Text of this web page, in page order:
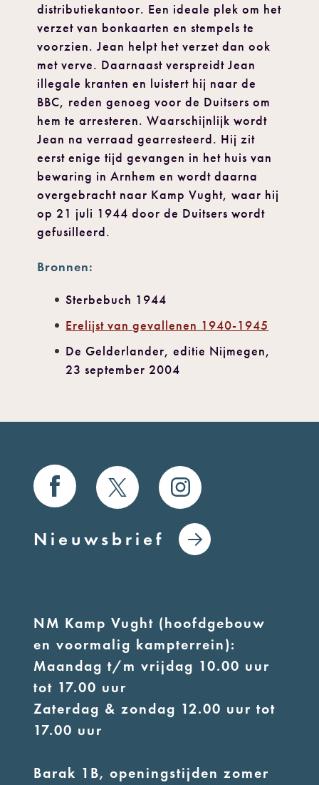
distributiekantoor. Een ideale plek om het
verzet van bonkaarten en stempels te
voorzien. Jean helpt het verzet dan ook
met verve. Daarnaast verspreidt Jean
illegale kranten en luistert hij naar de
BBC, reden genoeg voor de Duitsers om
hem te arresteren. Waarschijnlijk wordt
Jean na verraad gearresteerd. Hij zit
eerst enige tijd gevangen in het huis van
bewaring in Arnhem en wordt daarna
overgebracht naar Kamp Vught, waar hij
op 21 juli 1944 door de Duitsers wordt
gefusilleerd.
Bronnen:
Sterbebuch 1944
Erelijst van gevallenen 1940-1945
De Gelderlander, editie Nijmegen,
23 september 2004
Nieuwsbrief
NM Kamp Vught (hoofdgebouw
en voormalig kampterrein):
Maandag t/m vrijdag 10.00 uur
tot 17.00 uur
Zaterdag & zondag 12.00 uur tot
17.00 uur
Barak 1B, openingstijden zomer